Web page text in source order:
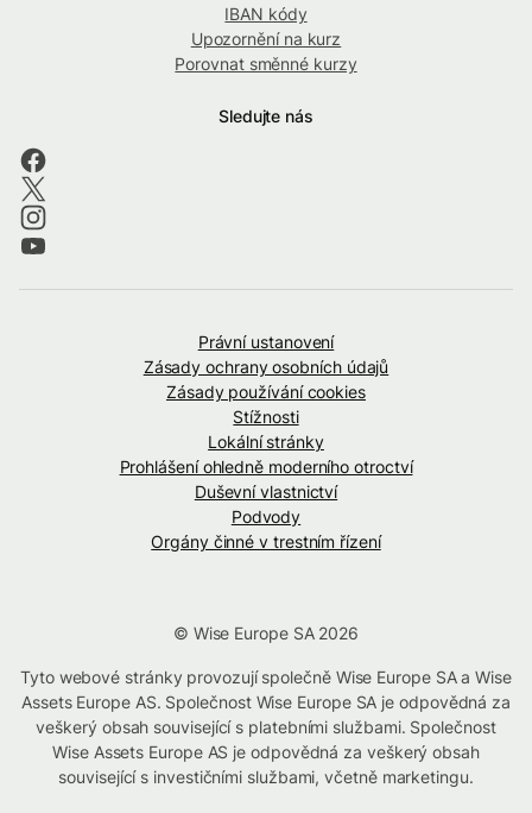
IBAN kódy
Upozornění na kurz
Porovnat směnné kurzy
Sledujte nás
Právní ustanovení
Zásady ochrany osobních údajů
Zásady používání cookies
Stížnosti
Lokální stránky
Prohlášení ohledně moderního otroctví
Duševní vlastnictví
Podvody
Orgány činné v trestním řízení
© Wise Europe SA 2026
Tyto webové stránky provozují společně Wise Europe SA a Wise
Assets Europe AS. Společnost Wise Europe SA je odpovědná za
veškerý obsah související s platebními službami. Společnost
Wise Assets Europe AS je odpovědná za veškerý obsah
související s investičními službami, včetně marketingu.